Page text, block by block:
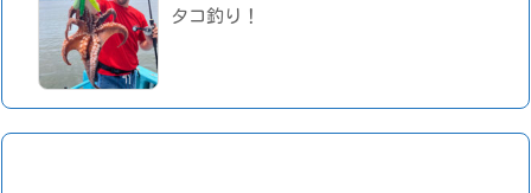
タコ釣り！